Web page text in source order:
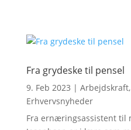
Fra grydeske til pensel
9. Feb 2023 | Arbejdskraft,
Erhvervsnyheder
Fra ernæringsassistent til